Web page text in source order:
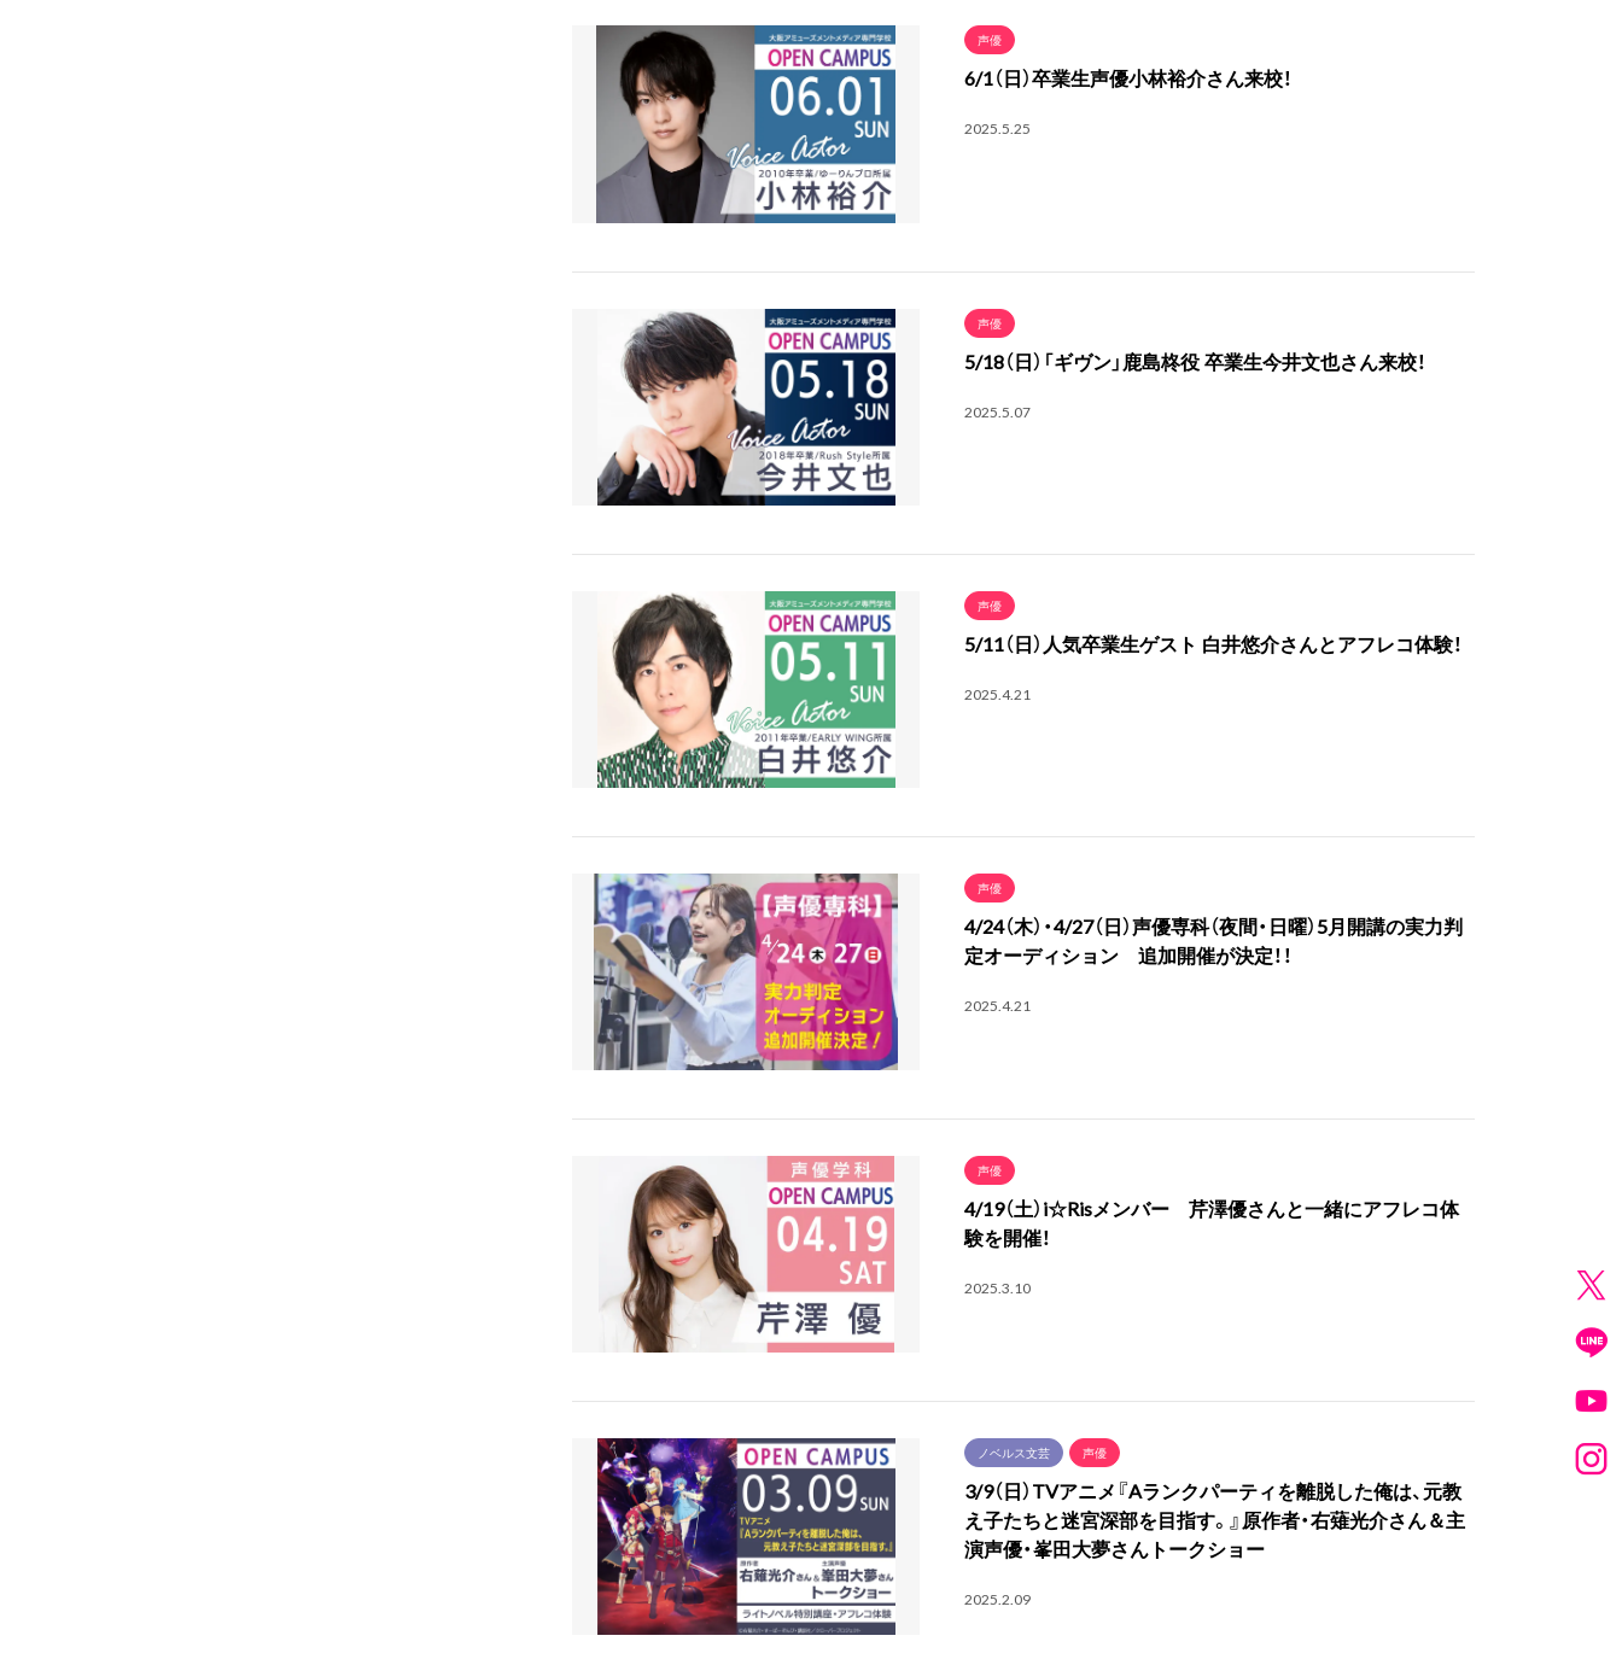
声優
6/1（日）卒業生声優小林裕介さん来校！
2025.5.25
声優
5/18（日）「ギヴン」鹿島柊役 卒業生今井文也さん来校！
2025.5.07
声優
5/11（日）人気卒業生ゲスト 白井悠介さんとアフレコ体験！
2025.4.21
声優
4/24（木）・4/27（日）声優専科（夜間・日曜）5月開講の実力判
定オーディション 追加開催が決定！！
2025.4.21
声優
4/19（土）i☆Risメンバー 芹澤優さんと一緒にアフレコ体
験を開催！
2025.3.10
ノベルス文芸 声優
3/9（日）TVアニメ『Aランクパーティを離脱した俺は、元教
え子たちと迷宮深部を目指す。』原作者・右薙光介さん＆主
演声優・峯田大夢さんトークショー
2025.2.09